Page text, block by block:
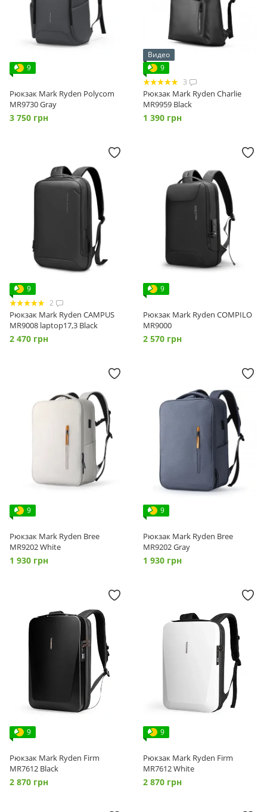
9
Рюкзак Mark Ryden Polycom
MR9730 Gray
3 750 грн
Видео
9
3
Рюкзак Mark Ryden Charlie
MR9959 Black
1 390 грн
9
2
Рюкзак Mark Ryden CAMPUS
MR9008 laptop17,3 Black
2 470 грн
9
Рюкзак Mark Ryden COMPILO
MR9000
2 570 грн
9
Рюкзак Mark Ryden Bree
MR9202 White
1 930 грн
9
Рюкзак Mark Ryden Bree
MR9202 Gray
1 930 грн
9
Рюкзак Mark Ryden Firm
MR7612 Black
2 870 грн
9
Рюкзак Mark Ryden Firm
MR7612 White
2 870 грн